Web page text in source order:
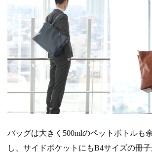
バッグは大きく500mlのペットボトルも
し、サイドポケットにもB4サイズの冊